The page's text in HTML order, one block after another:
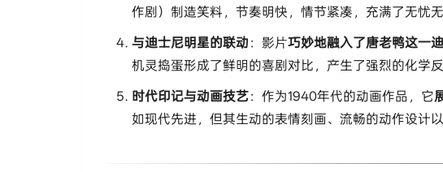
作剧）制造笑料，节奏明快，情节紧凑，充满了无忧无
​与迪士尼明星的联动​ ​：影片​巧妙地融入了唐老鸭这一
机灵捣蛋形成了鲜明的喜剧对比，产生了强烈的化学
​时代印记与动画技艺​​：作为1940年代的动画作品，它​
如现代先进，但其生动的表情刻画、流畅的动作设计